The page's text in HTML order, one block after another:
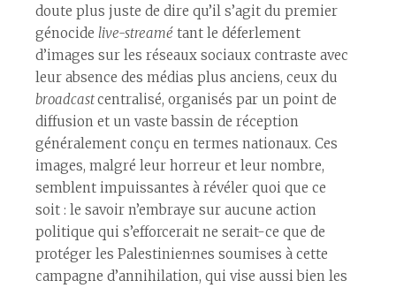
doute plus juste de dire qu’il s’agit du premier
génocide live-streamé tant le déferlement
d’images sur les réseaux sociaux contraste avec
leur absence des médias plus anciens, ceux du
broadcastcentralisé, organisés par un point de
diffusion et un vaste bassin de réception
généralement conçu en termes nationaux. Ces
images, malgré leur horreur et leur nombre,
semblent impuissantes à révéler quoi que ce
soit : le savoir n’embraye sur aucune action
politique qui s’efforcerait ne serait-ce que de
protéger les Palestinien·nes soumis·es à cette
campagne d’annihilation, qui vise aussi bien les